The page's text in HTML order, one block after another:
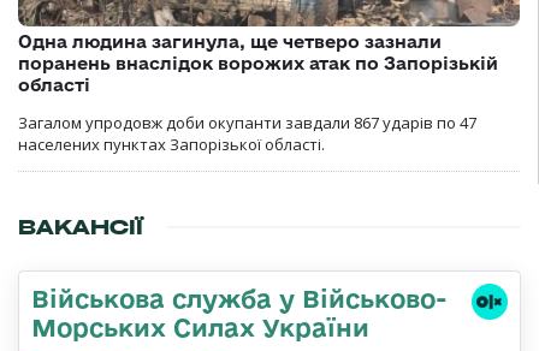
Одна людина загинула, ще четверо зазнали
поранень внаслідок ворожих атак по Запорізькій
області
Загалом упродовж доби окупанти завдали 867 ударів по 47
населених пунктах Запорізької області.
ВАКАНСІЇ
Військова служба у Військово-
Морських Силах України